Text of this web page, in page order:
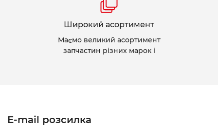
Широкий асортимент
Маємо великий асортимент
запчастин різних марок і
E-mail розсилка